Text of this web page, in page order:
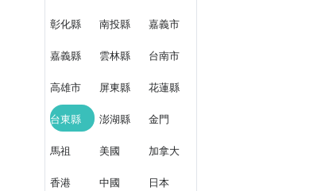
彰化縣 南投縣 嘉義市
嘉義縣 雲林縣 台南市
高雄市 屏東縣 花蓮縣
台東縣 澎湖縣 金門
馬祖 美國 加拿大
香港 中國 日本